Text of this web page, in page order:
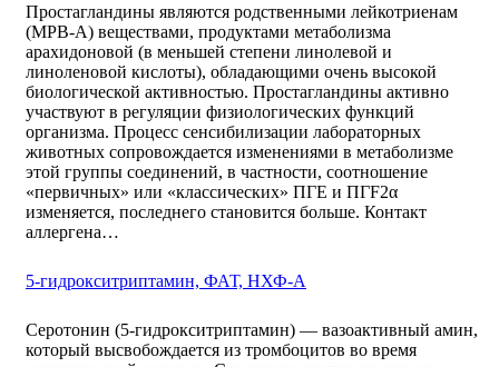
Простагландины являются родственными лейкотриенам
(МРВ-А) веществами, продуктами метаболизма
арахидоновой (в меньшей степени линолевой и
линоленовой кислоты), обладающими очень высокой
биологической активностью. Простагландины активно
участвуют в регуляции физиологических функций
организма. Процесс сенсибилизации лабораторных
животных сопровождается изменениями в метаболизме
этой группы соединений, в частности, соотношение
«первичных» или «классических» ПГЕ и ПГF2α
изменяется, последнего становится больше. Контакт
аллергена…
5-гидрокситриптамин, ФАТ, НХФ-А
Серотонин (5-гидрокситриптамин) — вазоактивный амин,
который высвобождается из тромбоцитов во время